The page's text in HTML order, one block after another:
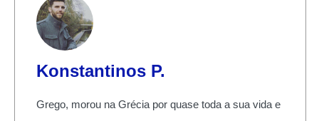
Konstantinos P.
Grego, morou na Grécia por quase toda a sua vida e